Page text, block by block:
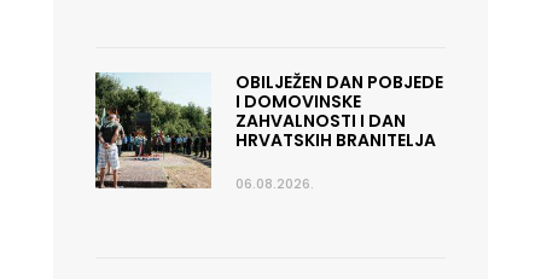
OBILJEŽEN DAN POBJEDE
I DOMOVINSKE
ZAHVALNOSTI I DAN
HRVATSKIH BRANITELJA
06.08.2026.